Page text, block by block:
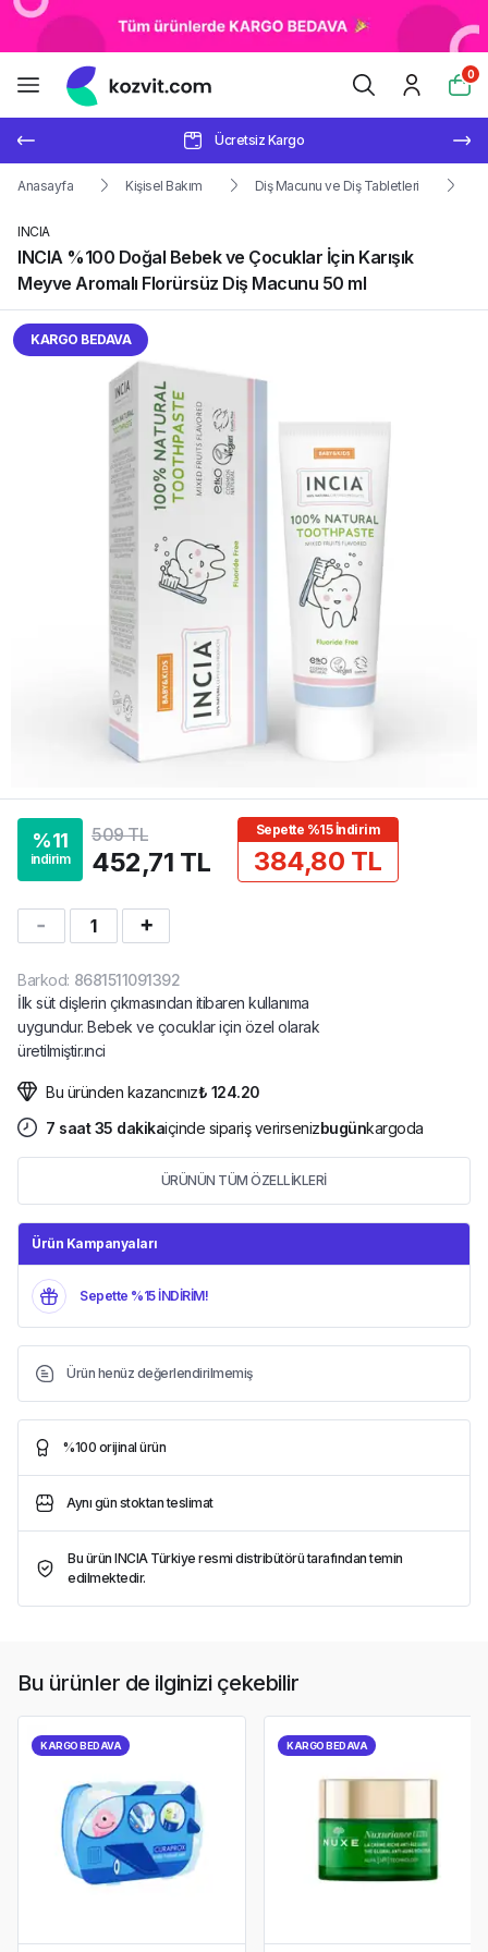
0
Ücretsiz Kargo
Anasayfa Kişisel Bakım Diş Macunu ve Diş Tabletleri
INCIA
INCIA %100 Doğal Bebek ve Çocuklar İçin Karışık
Meyve Aromalı Florürsüz Diş Macunu 50 ml
KARGO BEDAVA
%11
indirim
509 TL
452,71 TL
Sepette %15 İndirim
384,80 TL
1
Barkod: 8681511091392
İlk süt dişlerin çıkmasından itibaren kullanıma
uygundur. Bebek ve çocuklar için özel olarak
üretilmiştir.ınci
Bu üründen kazancınız₺ 124.20
7 saat 35 dakikaiçinde sipariş verirsenizbugünkargoda
ÜRÜNÜN TÜM ÖZELLİKLERİ
Ürün Kampanyaları
Sepette %15 İNDİRİM!
Ürün henüz değerlendirilmemiş
%100 orijinal ürün
Aynı gün stoktan teslimat
Bu ürün INCIA Türkiye resmi distribütörü tarafından temin
edilmektedir.
Bu ürünler de ilginizi çekebilir
KARGO BEDAVA KARGO BEDAVA